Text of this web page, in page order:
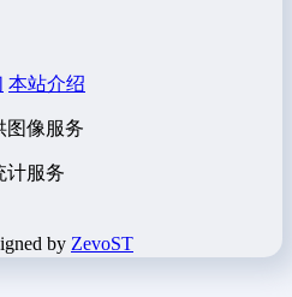
本站介绍
图像服务
计服务
by ZevoST